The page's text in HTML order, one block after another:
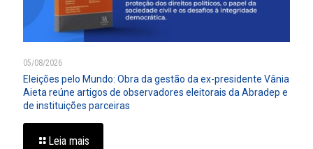
05/08/2026
Eleições pelo Mundo: Obra da gestão da ex-presidente Vânia
Aieta reúne artigos de observadores eleitorais da Abradep e
de instituições parceiras
Leia mais